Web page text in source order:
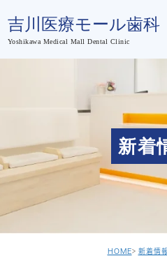
新着
HOME 新着情